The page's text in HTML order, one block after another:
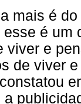
mais é
é um
viver e
de viver